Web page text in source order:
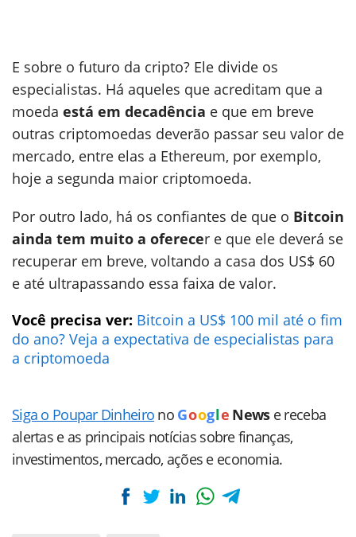
E sobre o futuro da cripto? Ele divide os
especialistas. Há aqueles que acreditam que a
moeda está em decadência e que em breve
outras criptomoedas deverão passar seu valor de
mercado, entre elas a Ethereum, por exemplo,
hoje a segunda maior criptomoeda.
Por outro lado, há os confiantes de que o Bitcoin
ainda tem muito a oferecer e que ele deverá se
recuperar em breve, voltando a casa dos US$ 60
e até ultrapassando essa faixa de valor.
Você precisa ver: Bitcoin a US$ 100 mil até o fim
do ano? Veja a expectativa de especialistas para
a criptomoeda
Siga o Poupar Dinheiro no Goog le News e receba
alertas e as principais notícias sobre finanças,
investimentos, mercado, ações e economia.